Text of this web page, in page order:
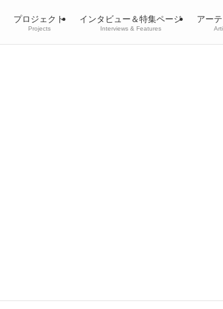
プロジェクト
Projects
インタビュー＆特集ページ
Interviews & Features
アー